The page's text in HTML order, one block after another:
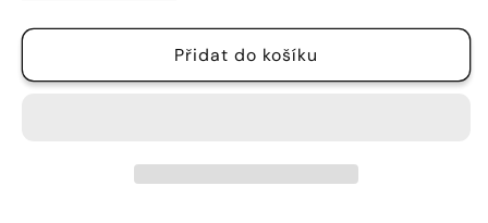
ŠATO/HALENA
-
ŠATO/HALENA
-
Přidat do košíku